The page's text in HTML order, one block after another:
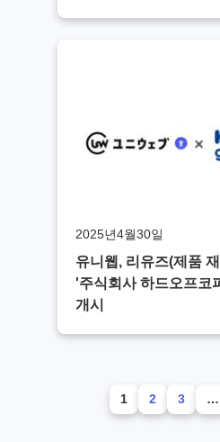
2025년4월30일
유니웹, 리유즈(제품
'주식회사 하드오프코
개시
1 2 3 …